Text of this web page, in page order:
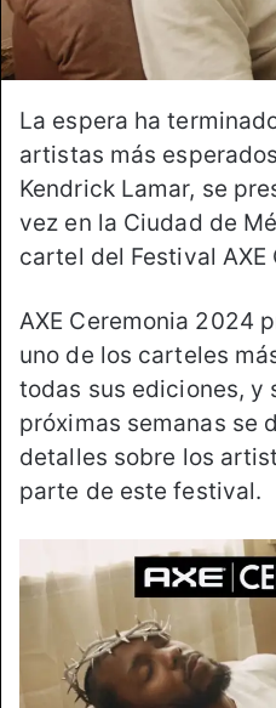
La espera ha
artistas más
Kendrick Lamar, se
vez en la Ciudad de
cartel del Festival AXE
AXE Ceremonia 2024
uno de los carteles
todas sus ediciones, y
próximas semanas se
detalles sobre los
parte de este festival.